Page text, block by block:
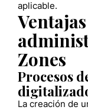
aplicable.
Zones
Procesos
La creación de